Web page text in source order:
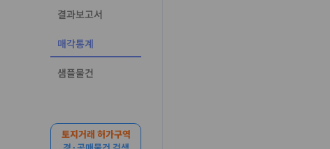
결과보고서
매각통계
샘플물건
토지거래 허가구역